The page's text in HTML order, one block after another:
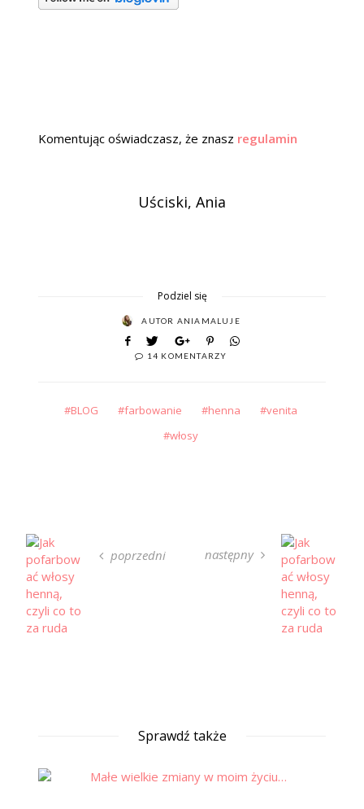
Komentując oświadczasz, że znasz regulamin
Uściski, Ania
Podziel się
AUTOR ANIAMALUJE
14 KOMENTARZY
BLOG farbowanie henna
venita
włosy
poprzedni następny
Sprawdź także